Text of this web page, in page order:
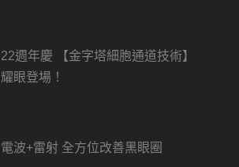
22週年慶 【金字塔細胞通道技術】
耀眼登場！
電波+雷射 全方位改善黑眼圈